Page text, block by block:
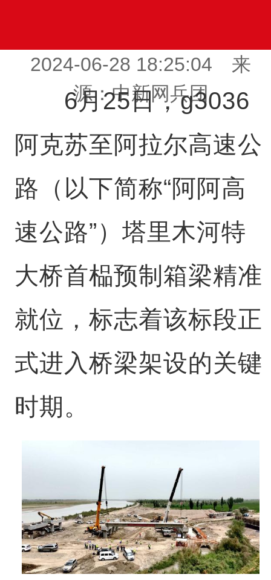
2024-06-28 18:25:04 来
源：中新网兵团
6月25日，g3036
阿克苏至阿拉尔高速公
路（以下简称“阿阿高
速公路”）塔里木河特
大桥首榀预制箱梁精准
就位，标志着该标段正
式进入桥梁架设的关键
时期。